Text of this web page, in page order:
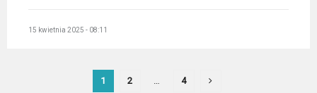
15 kwietnia 2025 - 08:11
1 2 … 4